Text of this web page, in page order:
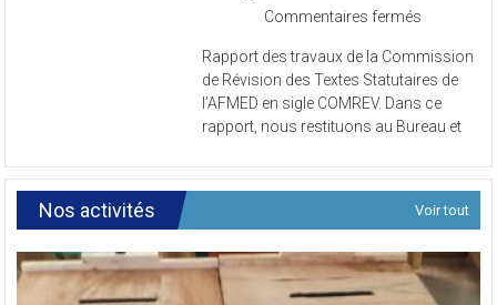
Commentaires fermés
des
travaux
de
la
de
Révision
Textes
Statutaires
de
Rapport des travaux de la Commission
de Révision des Textes Statutaires de
l’AFMED en sigle COMREV. Dans ce
rapport, nous restituons au Bureau et
Nos activités Voir tout